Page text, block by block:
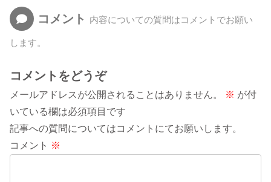
コメント 内容についての質問はコメントでお願い
します。
コメントをどうぞ
メールアドレスが公開されることはありません。 ※ が付
いている欄は必須項目です
記事への質問についてはコメントにてお願いします。
コメント ※